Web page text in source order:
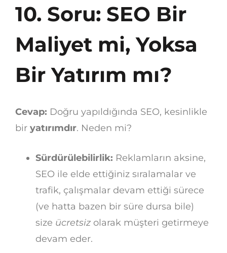
10. Soru: SEO Bir
Maliyet mi, Yoksa
Bir Yatırım mı?
Cevap: Doğru yapıldığında SEO, kesinlikle
bir yatırımdır. Neden mi?
Sürdürülebilirlik: Reklamların aksine,
SEO ile elde ettiğiniz sıralamalar ve
trafik, çalışmalar devam ettiği sürece
(ve hatta bazen bir süre dursa bile)
size ücretsiz olarak müşteri getirmeye
devam eder.